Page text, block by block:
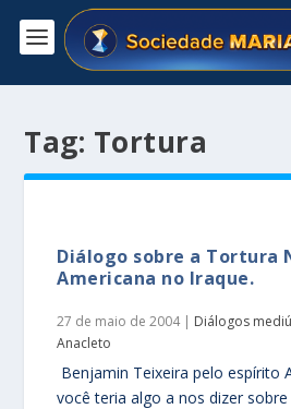
Tag: Tortura
Diálogo sobre a Tortura
Americana no Iraque.
27 de maio de 2004| Diálogos
Anacleto
Benjamin Teixeira pelo espírito
você teria algo a nos dizer